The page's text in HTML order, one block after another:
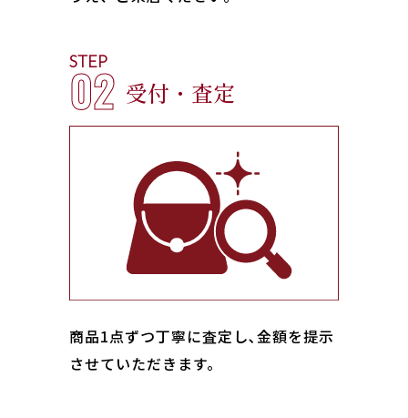
STEP
02 受付・査定
商品1点ずつ丁寧に査定し､金額を提示
させていただきます。